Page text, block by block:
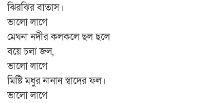
ঝিরঝির বাতাস।
ভালো লাগে
মেঘনা নদীর কলকলে ছল ছলে
বয়ে চলা জল,
ভালো লাগে
মিষ্টি মধুর নানান স্বাদের ফল।
ভালো লাগে